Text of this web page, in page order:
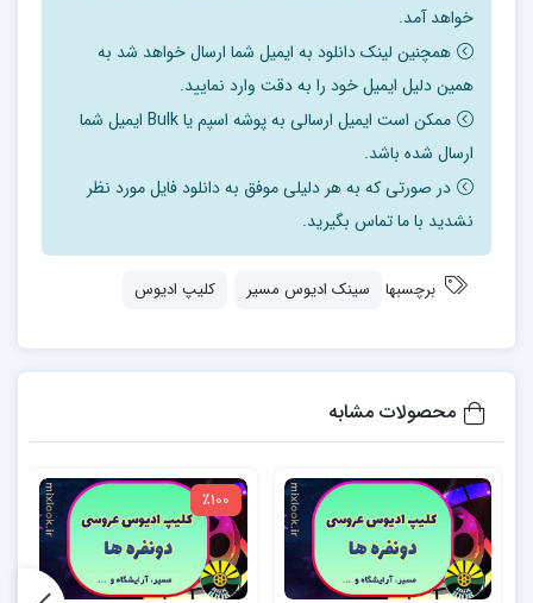
خواهد آمد.
همچنین لینک دانلود به ایمیل شما ارسال خواهد شد به
همین دلیل ایمیل خود را به دقت وارد نمایید.
ممکن است ایمیل ارسالی به پوشه اسپم یا Bulk ایمیل شما
ارسال شده باشد.
در صورتی که به هر دلیلی موفق به دانلود فایل مورد نظر
نشدید با ما تماس بگیرید.
برچسبها سینک ادیوس مسیر کلیپ ادیوس
محصولات مشابه
٪100